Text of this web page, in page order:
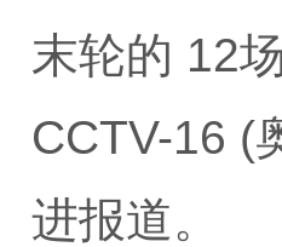
末轮的 12
CCTV-16 (
进报道。